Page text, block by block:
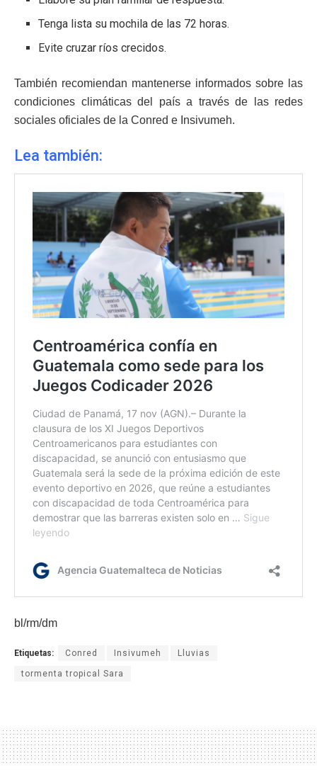
Tenga lista su mochila de las 72 horas.
Evite cruzar ríos crecidos.
También recomiendan mantenerse informados sobre las
condiciones climáticas del país a través de las redes
sociales oficiales de la Conred e Insivumeh.
Lea también:
bl/rm/dm
Etiquetas: Conred Insivumeh Lluvias
tormenta tropical Sara